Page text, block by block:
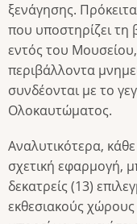
ξενάγησης.
που υποστηρίζει τη
εντός του
περιβάλλοντα
συνδέονται με το
Ολοκαυτώματος.
Αναλυτικότερα,
σχετική εφαρμογή,
δεκατρείς (13)
εκθεσιακούς